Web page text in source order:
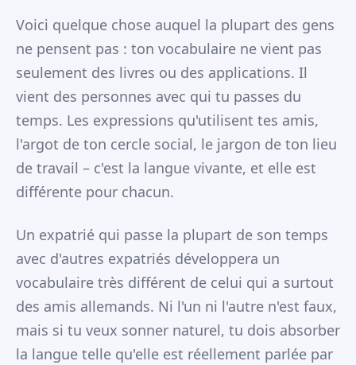
Voici quelque chose auquel la plupart des gens
ne pensent pas : ton vocabulaire ne vient pas
seulement des livres ou des applications. Il
vient des personnes avec qui tu passes du
temps. Les expressions qu'utilisent tes amis,
l'argot de ton cercle social, le jargon de ton lieu
de travail – c'est la langue vivante, et elle est
différente pour chacun.
Un expatrié qui passe la plupart de son temps
avec d'autres expatriés développera un
vocabulaire très différent de celui qui a surtout
des amis allemands. Ni l'un ni l'autre n'est faux,
mais si tu veux sonner naturel, tu dois absorber
la langue telle qu'elle est réellement parlée par